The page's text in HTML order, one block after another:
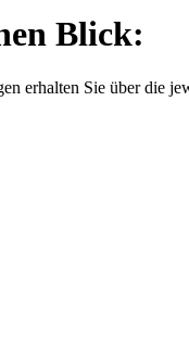
Blick:
erhalten Sie über die